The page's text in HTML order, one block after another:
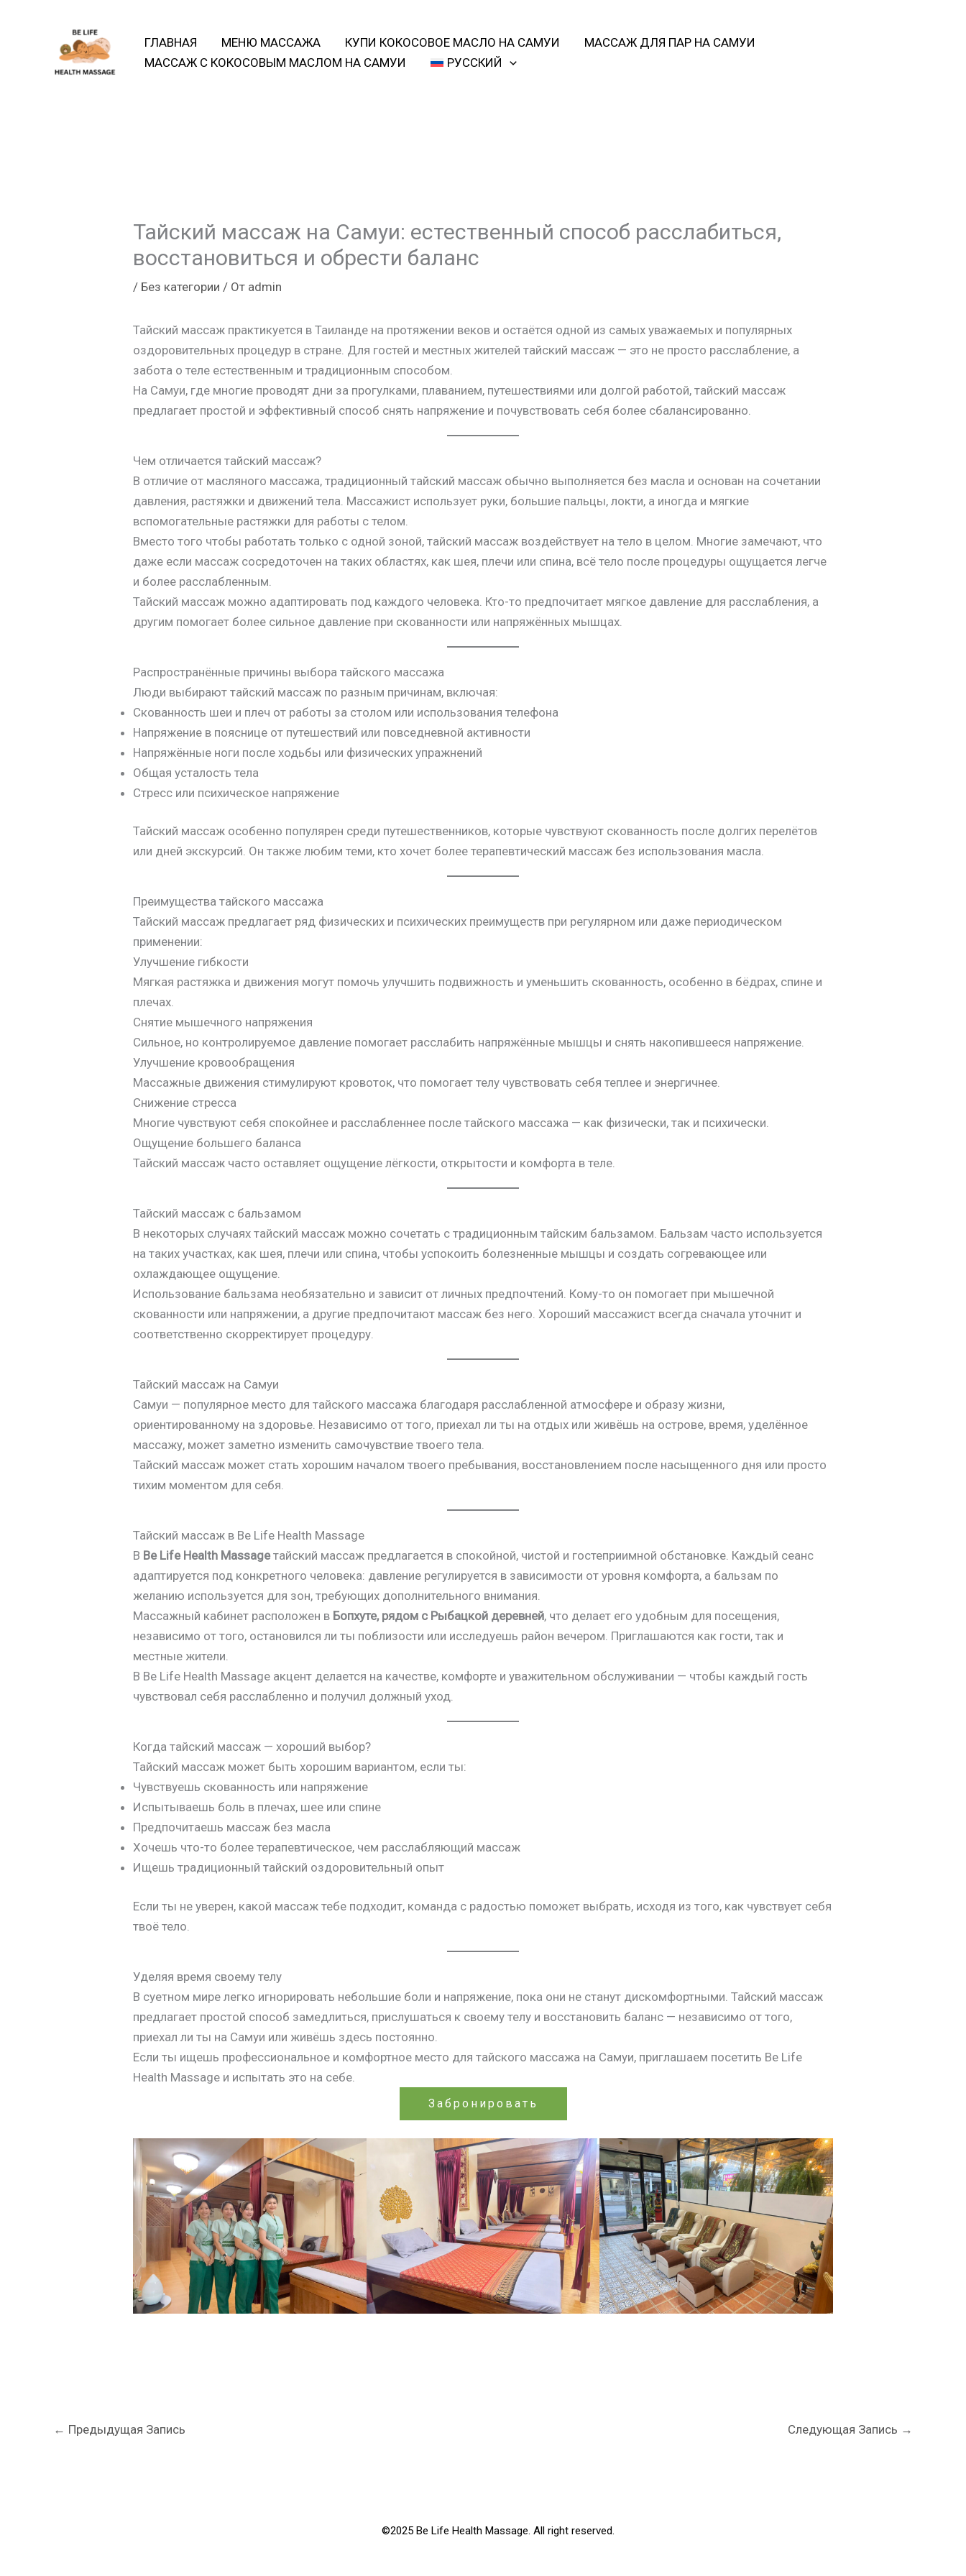
содержимому
ГЛАВНАЯ МЕНЮ МАССАЖА КУПИ КОКОСОВОЕ МАСЛО НА САМУИ
МАССАЖ ДЛЯ ПАР НА САМУИ
МАССАЖ С КОКОСОВЫМ МАСЛОМ НА САМУИ
РУССКИЙ
Тайский массаж на Самуи: естественный способ расслабиться,
восстановиться и обрести баланс
/ Без категории / От admin
Тайский массаж практикуется в Таиланде на протяжении веков и остаётся одной из самых уважаемых и популярных
оздоровительных процедур в стране. Для гостей и местных жителей тайский массаж — это не просто расслабление, а
забота о теле естественным и традиционным способом.
На Самуи, где многие проводят дни за прогулками, плаванием, путешествиями или долгой работой, тайский массаж
предлагает простой и эффективный способ снять напряжение и почувствовать себя более сбалансированно.
Чем отличается тайский массаж?
В отличие от масляного массажа, традиционный тайский массаж обычно выполняется без масла и основан на сочетании
давления, растяжки и движений тела. Массажист использует руки, большие пальцы, локти, а иногда и мягкие
вспомогательные растяжки для работы с телом.
Вместо того чтобы работать только с одной зоной, тайский массаж воздействует на тело в целом. Многие замечают, что
даже если массаж сосредоточен на таких областях, как шея, плечи или спина, всё тело после процедуры ощущается легче
и более расслабленным.
Тайский массаж можно адаптировать под каждого человека. Кто-то предпочитает мягкое давление для расслабления, а
другим помогает более сильное давление при скованности или напряжённых мышцах.
Распространённые причины выбора тайского массажа
Люди выбирают тайский массаж по разным причинам, включая:
Скованность шеи и плеч от работы за столом или использования телефона
Напряжение в пояснице от путешествий или повседневной активности
Напряжённые ноги после ходьбы или физических упражнений
Общая усталость тела
Стресс или психическое напряжение
Тайский массаж особенно популярен среди путешественников, которые чувствуют скованность после долгих перелётов
или дней экскурсий. Он также любим теми, кто хочет более терапевтический массаж без использования масла.
Преимущества тайского массажа
Тайский массаж предлагает ряд физических и психических преимуществ при регулярном или даже периодическом
применении:
Улучшение гибкости
Мягкая растяжка и движения могут помочь улучшить подвижность и уменьшить скованность, особенно в бёдрах, спине и
плечах.
Снятие мышечного напряжения
Сильное, но контролируемое давление помогает расслабить напряжённые мышцы и снять накопившееся напряжение.
Улучшение кровообращения
Массажные движения стимулируют кровоток, что помогает телу чувствовать себя теплее и энергичнее.
Снижение стресса
Многие чувствуют себя спокойнее и расслабленнее после тайского массажа — как физически, так и психически.
Ощущение большего баланса
Тайский массаж часто оставляет ощущение лёгкости, открытости и комфорта в теле.
Тайский массаж с бальзамом
В некоторых случаях тайский массаж можно сочетать с традиционным тайским бальзамом. Бальзам часто используется
на таких участках, как шея, плечи или спина, чтобы успокоить болезненные мышцы и создать согревающее или
охлаждающее ощущение.
Использование бальзама необязательно и зависит от личных предпочтений. Кому-то он помогает при мышечной
скованности или напряжении, а другие предпочитают массаж без него. Хороший массажист всегда сначала уточнит и
соответственно скорректирует процедуру.
Тайский массаж на Самуи
Самуи — популярное место для тайского массажа благодаря расслабленной атмосфере и образу жизни,
ориентированному на здоровье. Независимо от того, приехал ли ты на отдых или живёшь на острове, время, уделённое
массажу, может заметно изменить самочувствие твоего тела.
Тайский массаж может стать хорошим началом твоего пребывания, восстановлением после насыщенного дня или просто
тихим моментом для себя.
Тайский массаж в Be Life Health Massage
В Be Life Health Massageтайский массаж предлагается в спокойной, чистой и гостеприимной обстановке. Каждый сеанс
адаптируется под конкретного человека: давление регулируется в зависимости от уровня комфорта, а бальзам по
желанию используется для зон, требующих дополнительного внимания.
Массажный кабинет расположен в Бопхуте, рядом с Рыбацкой деревней, что делает его удобным для посещения,
независимо от того, остановился ли ты поблизости или исследуешь район вечером. Приглашаются как гости, так и
местные жители.
В Be Life Health Massage акцент делается на качестве, комфорте и уважительном обслуживании — чтобы каждый гость
чувствовал себя расслабленно и получил должный уход.
Когда тайский массаж — хороший выбор?
Тайский массаж может быть хорошим вариантом, если ты:
Чувствуешь скованность или напряжение
Испытываешь боль в плечах, шее или спине
Предпочитаешь массаж без масла
Хочешь что-то более терапевтическое, чем расслабляющий массаж
Ищешь традиционный тайский оздоровительный опыт
Если ты не уверен, какой массаж тебе подходит, команда с радостью поможет выбрать, исходя из того, как чувствует себя
твоё тело.
Уделяя время своему телу
В суетном мире легко игнорировать небольшие боли и напряжение, пока они не станут дискомфортными. Тайский массаж
предлагает простой способ замедлиться, прислушаться к своему телу и восстановить баланс — независимо от того,
приехал ли ты на Самуи или живёшь здесь постоянно.
Если ты ищешь профессиональное и комфортное место для тайского массажа на Самуи, приглашаем посетить Be Life
Health Massage и испытать это на себе.
Забронировать
← Предыдущая Запись Следующая Запись →
©2025 Be Life Health Massage. All right reserved.